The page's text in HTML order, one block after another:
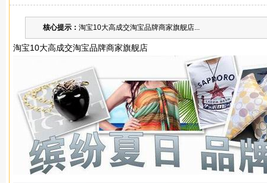
核心提示： 淘宝10大高成交淘宝品牌商家旗舰店...
淘宝10大高成交淘宝品牌商家旗舰店